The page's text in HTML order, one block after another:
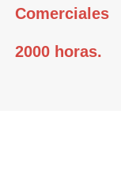
Comerciales
2000 horas.